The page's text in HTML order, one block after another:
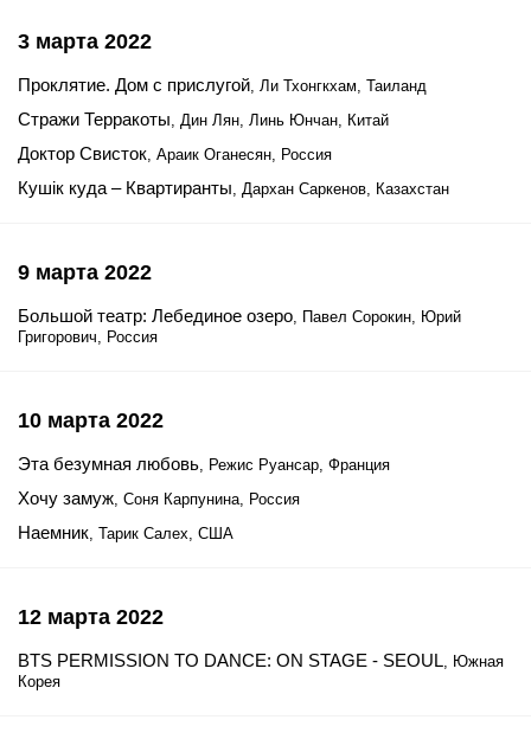
3 марта 2022
Проклятие. Дом с прислугой, Ли Тхонгкхам, Таиланд
Стражи Терракоты, Дин Лян, Линь Юнчан, Китай
Доктор Свисток, Араик Оганесян, Россия
Кушiк куда – Квартиранты, Дархан Саркенов, Казахстан
9 марта 2022
Большой театр: Лебединое озеро, Павел Сорокин, Юрий
Григорович, Россия
10 марта 2022
Эта безумная любовь, Режис Руансар, Франция
Хочу замуж, Соня Карпунина, Россия
Наемник, Тарик Салех, США
12 марта 2022
BTS PERMISSION TO DANCE: ON STAGE - SEOUL, Южная
Корея